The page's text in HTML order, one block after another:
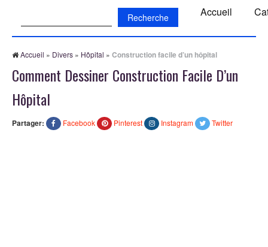
Accueil
Accueil » Divers » Hôpital » Construction facile d’un hôpital
Comment Dessiner Construction Facile D’un
Hôpital
Partager: Facebook Pinterest Instagram Twitter